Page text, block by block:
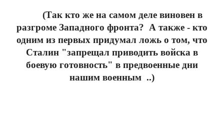
(Так кто жена самом деле виновен в
разгроме Западного фронта? А также - кто
одним из первых придумал ложь о том, что
Сталин "запрещал приводить войска в
боевую готовность" в предвоенные дни
нашим военным ..)